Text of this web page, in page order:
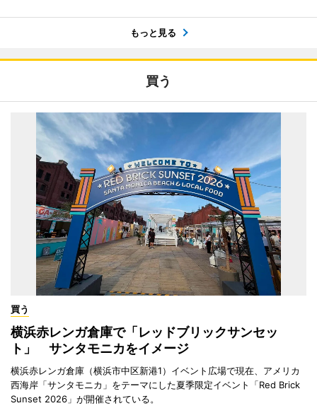
もっと見る
買う
買う
横浜赤レンガ倉庫で「レッドブリックサンセッ
ト」 サンタモニカをイメージ
横浜赤レンガ倉庫（横浜市中区新港1）イベント広場で現在、アメリカ
西海岸「サンタモニカ」をテーマにした夏季限定イベント「Red Brick
Sunset 2026」が開催されている。